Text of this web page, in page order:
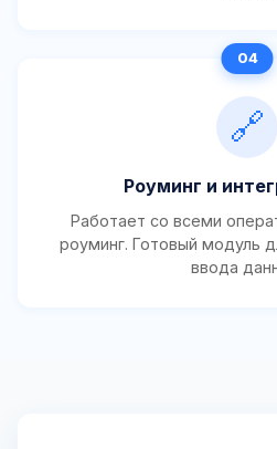
🔗
Роуминг и
Работает со всеми
роуминг. Готовый модуль
ввода